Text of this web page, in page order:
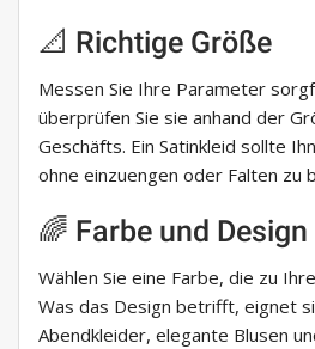
📐 Richtige Größe
Messen Sie Ihre Parameter
überprüfen Sie sie anhand der
Geschäfts. Ein Satinkleid sollte
ohne einzuengen oder Falten zu
🌈 Farbe und Design
Wählen Sie eine Farbe, die zu
Was das Design betrifft, eignet
Abendkleider, elegante Blusen